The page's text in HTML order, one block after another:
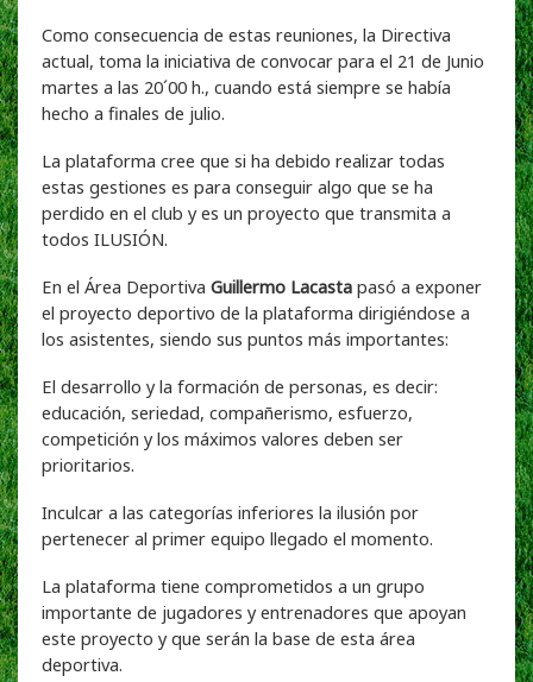
Como consecuencia de estas reuniones, la Directiva
actual, toma la iniciativa de convocar para el 21 de Junio
martes a las 20´00 h., cuando está siempre se había
hecho a finales de julio.
La plataforma cree que si ha debido realizar todas
estas gestiones es para conseguir algo que se ha
perdido en el club y es un proyecto que transmita a
todos ILUSIÓN.
En el Área Deportiva Guillermo Lacasta pasó a exponer
el proyecto deportivo de la plataforma dirigiéndose a
los asistentes, siendo sus puntos más importantes:
El desarrollo y la formación de personas, es decir:
educación, seriedad, compañerismo, esfuerzo,
competición y los máximos valores deben ser
prioritarios.
Inculcar a las categorías inferiores la ilusión por
pertenecer al primer equipo llegado el momento.
La plataforma tiene comprometidos a un grupo
importante de jugadores y entrenadores que apoyan
este proyecto y que serán la base de esta área
deportiva.